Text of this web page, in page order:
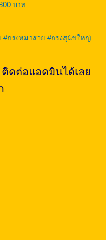
บาท
#กรงหมาสวย #กรงสุนัขใหญ่
ดต่อแอดมินได้เลย